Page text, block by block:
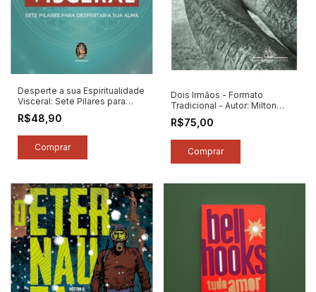
Desperte a sua Espiritualidade
Visceral: Sete Pilares para
Despetar a sua Alma - Autor:
Alexândre Cumino (2025)
[novo]
R$48,90
Dois Irmãos - Formato
Tradicional - Autor: Milton
Hatoum (2025) [novo]
R$75,00